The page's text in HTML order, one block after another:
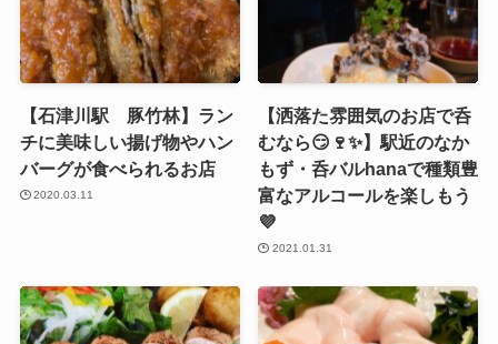
【石津川駅 豚竹林】ラン
チに美味しい揚げ物やハン
バーグが食べられるお店
2020.03.11
【洒落た雰囲気のお店で呑
むなら😏🍷✨】駅近のなか
もず・呑バルhanaで種類豊
富なアルコールを楽しもう
💜
2021.01.31